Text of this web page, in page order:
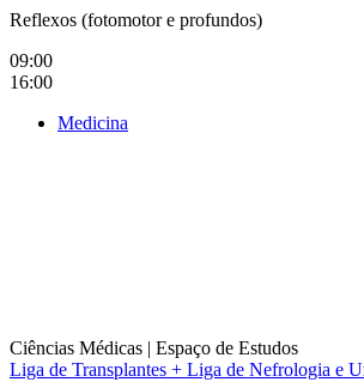
Reflexos (fotomotor e profundos)
09:00
16:00
Medicina
Ciências Médicas | Espaço de Estudos
Liga de Transplantes + Liga de Nefrologia e